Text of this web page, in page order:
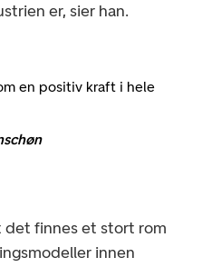
er, sier han.
en positiv kraft i hele
det finnes et stort rom
innen